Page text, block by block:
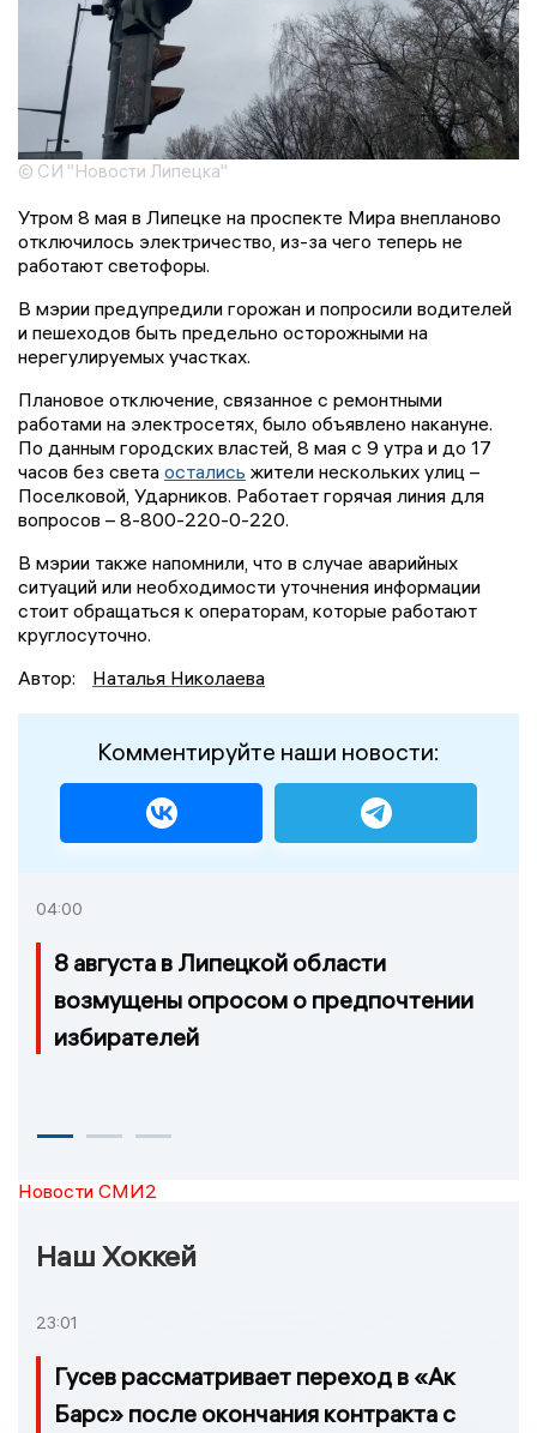
© СИ "Новости Липецка"
Утром 8 мая в Липецке на проспекте Мира внепланово
отключилось электричество, из-за чего теперь не
работают светофоры.
В мэрии предупредили горожан и попросили водителей
и пешеходов быть предельно осторожными на
нерегулируемых участках.
Плановое отключение, связанное с ремонтными
работами на электросетях, было объявлено накануне.
По данным городских властей, 8 мая с 9 утра и до 17
часов без света остались жители нескольких улиц –
Поселковой, Ударников. Работает горячая линия для
вопросов – 8-800-220-0-220.
В мэрии также напомнили, что в случае аварийных
ситуаций или необходимости уточнения информации
стоит обращаться к операторам, которые работают
круглосуточно.
Автор:
Наталья Николаева
Комментируйте наши новости:
04:00
8 августа в Липецкой области
возмущены опросом о предпочтении
избирателей
Новости СМИ2
Наш Хоккей
23:01
Гусев рассматривает переход в «Ак
Барс» после окончания контракта с